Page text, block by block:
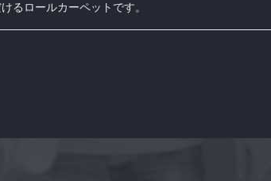
るロールカーペットです。